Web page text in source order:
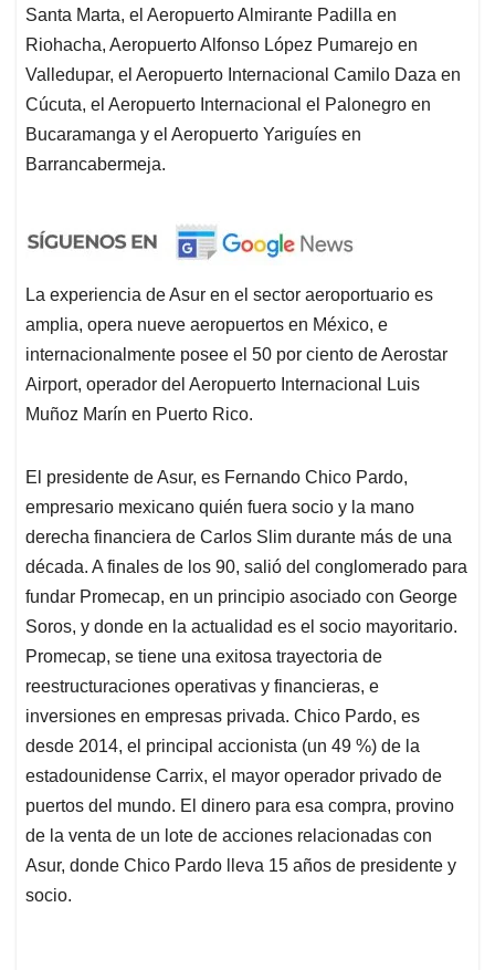
Santa Marta, el Aeropuerto Almirante Padilla en
Riohacha, Aeropuerto Alfonso López Pumarejo en
Valledupar, el Aeropuerto Internacional Camilo Daza en
Cúcuta, el Aeropuerto Internacional el Palonegro en
Bucaramanga y el Aeropuerto Yariguíes en
Barrancabermeja.
La experiencia de Asur en el sector aeroportuario es
amplia, opera nueve aeropuertos en México, e
internacionalmente posee el 50 por ciento de Aerostar
Airport, operador del Aeropuerto Internacional Luis
Muñoz Marín en Puerto Rico.
El presidente de Asur, es Fernando Chico Pardo,
empresario mexicano quién fuera socio y la mano
derecha financiera de Carlos Slim durante más de una
década. A finales de los 90, salió del conglomerado para
fundar Promecap, en un principio asociado con George
Soros, y donde en la actualidad es el socio mayoritario.
Promecap, se tiene una exitosa trayectoria de
reestructuraciones operativas y financieras, e
inversiones en empresas privada. Chico Pardo, es
desde 2014, el principal accionista (un 49 %) de la
estadounidense Carrix, el mayor operador privado de
puertos del mundo. El dinero para esa compra, provino
de la venta de un lote de acciones relacionadas con
Asur, donde Chico Pardo lleva 15 años de presidente y
socio.